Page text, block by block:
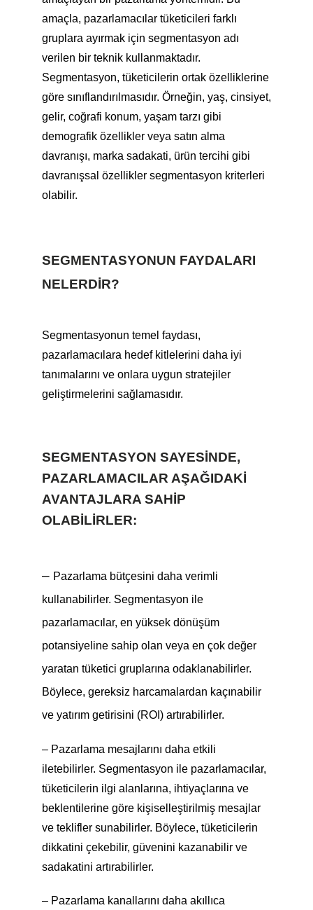
amaçla, pazarlamacılar tüketicileri farklı
gruplara ayırmak için segmentasyon adı
verilen bir teknik kullanmaktadır.
Segmentasyon, tüketicilerin ortak özelliklerine
göre sınıflandırılmasıdır. Örneğin, yaş, cinsiyet,
gelir, coğrafi konum, yaşam tarzı gibi
demografik özellikler veya satın alma
davranışı, marka sadakati, ürün tercihi gibi
davranışsal özellikler segmentasyon kriterleri
olabilir.
SEGMENTASYONUN FAYDALARI
NELERDIR?
Segmentasyonun temel faydası,
pazarlamacılara hedef kitlelerini daha iyi
tanımalarını ve onlara uygun stratejiler
geliştirmelerini sağlamasıdır.
SEGMENTASYON SAYESINDE,
PAZARLAMACILAR AŞAĞIDAKI
AVANTAJLARA SAHIP
OLABILIRLER:
– Pazarlama bütçesini daha verimli
kullanabilirler. Segmentasyon ile
pazarlamacılar, en yüksek dönüşüm
potansiyeline sahip olan veya en çok değer
yaratan tüketici gruplarına odaklanabilirler.
Böylece, gereksiz harcamalardan kaçınabilir
ve yatırım getirisini (ROI) artırabilirler.
– Pazarlama mesajlarını daha etkili
iletebilirler. Segmentasyon ile pazarlamacılar,
tüketicilerin ilgi alanlarına, ihtiyaçlarına ve
beklentilerine göre kişiselleştirilmiş mesajlar
ve teklifler sunabilirler. Böylece, tüketicilerin
dikkatini çekebilir, güvenini kazanabilir ve
sadakatini artırabilirler.
– Pazarlama kanallarını daha akıllıca